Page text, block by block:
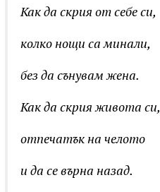
Как да скрия от себе си,
колко нощи са минали,
без да сънувам жена.
Как да скрия живота си,
отпечатък на челото
и да се върна назад.